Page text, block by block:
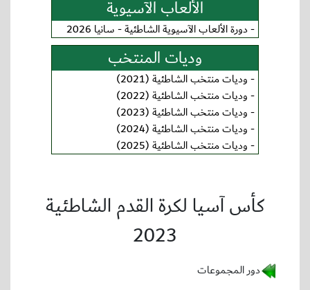
الألعاب الآسيوية
-دورة الألعاب الآسيوية الشاطئية - سانيا 2026
وديات المنتخب
-وديات منتخب الشاطئية (2021)
-وديات منتخب الشاطئية (2022)
-وديات منتخب الشاطئية (2023)
-وديات منتخب الشاطئية (2024)
-وديات منتخب الشاطئية (2025)
كأس آسيا لكرة القدم الشاطئية
2023
دور المجموعات